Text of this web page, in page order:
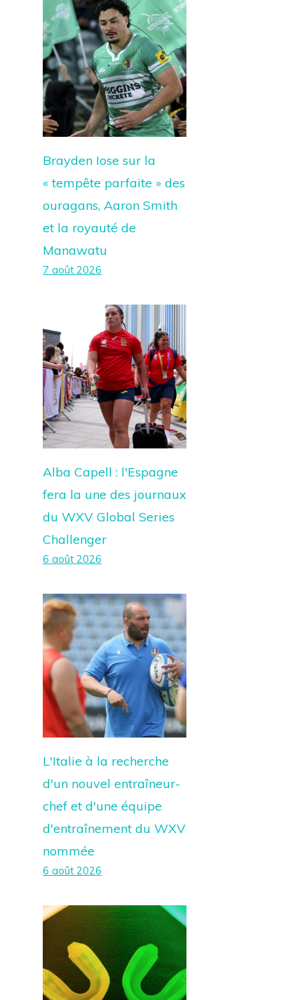
Brayden Iose sur la
« tempête parfaite » des
ouragans, Aaron Smith
et la royauté de
Manawatu
7 août 2026
Alba Capell : l'Espagne
fera la une des journaux
du WXV Global Series
Challenger
6 août 2026
L'Italie à la recherche
d'un nouvel entraîneur-
chef et d'une équipe
d'entraînement du WXV
nommée
6 août 2026